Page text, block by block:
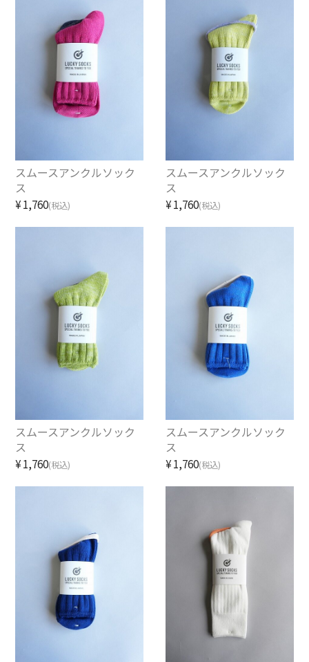
POST O’ALLS【ポストオーバーオールズ】
Product Twelve【プロダクトトゥエルブ】
REMI RELIEF【レミレリーフ】
saby【サバイ】
superNova.【スーパーノヴァ】
TAUPE【トープ】
ULTERIOR【アルテリア】
Willow Pants 【ウィローパンツ】
WEST’S OVERALLS【ウエストオーバーオールズ】
SHIRT
KNIT
ACCESSORY
BAG & WALLET
スムースアンクルソック
ス
¥1,760(税込)
スムースアンクルソック
ス
¥1,760(税込)
スムースアンクルソック
ス
¥1,760(税込)
スムースアンクルソック
ス
¥1,760(税込)